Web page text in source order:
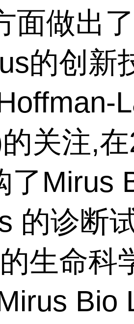
面做出
的创新
关注,
了Mirus
的诊断
生命科
Bio